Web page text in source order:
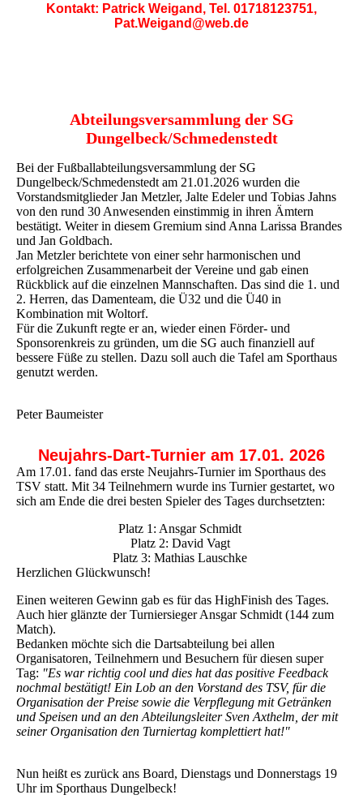
Kontakt: Patrick Weigand, Tel. 01718123751,
Pat.Weigand@web.de
Abteilungsversammlung der SG
Dungelbeck/Schmedenstedt
Bei der Fußballabteilungsversammlung der SG
Dungelbeck/Schmedenstedt am 21.01.2026 wurden die
Vorstandsmitglieder Jan Metzler, Jalte Edeler und Tobias Jahns
von den rund 30 Anwesenden einstimmig in ihren Ämtern
bestätigt. Weiter in diesem Gremium sind Anna Larissa Brandes
und Jan Goldbach.
Jan Metzler berichtete von einer sehr harmonischen und
erfolgreichen Zusammenarbeit der Vereine und gab einen
Rückblick auf die einzelnen Mannschaften. Das sind die 1. und
2. Herren, das Damenteam, die Ü32 und die Ü40 in
Kombination mit Woltorf.
Für die Zukunft regte er an, wieder einen Förder- und
Sponsorenkreis zu gründen, um die SG auch finanziell auf
bessere Füße zu stellen. Dazu soll auch die Tafel am Sporthaus
genutzt werden.
Peter Baumeister
Neujahrs-Dart-Turnier am 17.01. 2026
Am 17.01. fand das erste Neujahrs-Turnier im Sporthaus des
TSV statt. Mit 34 Teilnehmern wurde ins Turnier gestartet, wo
sich am Ende die drei besten Spieler des Tages durchsetzten:
Platz 1: Ansgar Schmidt
Platz 2: David Vagt
Platz 3: Mathias Lauschke
Herzlichen Glückwunsch!
Einen weiteren Gewinn gab es für das HighFinish des Tages.
Auch hier glänzte der Turniersieger Ansgar Schmidt (144 zum
Match).
Bedanken möchte sich die Dartsabteilung bei allen
Organisatoren, Teilnehmern und Besuchern für diesen super
Tag: "Es war richtig cool und dies hat das positive Feedback
nochmal bestätigt! Ein Lob an den Vorstand des TSV, für die
Organisation der Preise sowie die Verpflegung mit Getränken
und Speisen und an den Abteilungsleiter Sven Axthelm, der mit
seiner Organisation den Turniertag komplettiert hat!"
Nun heißt es zurück ans Board, Dienstags und Donnerstags 19
Uhr im Sporthaus Dungelbeck!